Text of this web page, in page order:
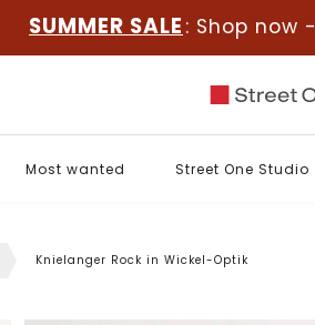
SUMMER SALE : Shop now -
Most wanted Street One Studio
Knielanger Rock in Wickel-Optik